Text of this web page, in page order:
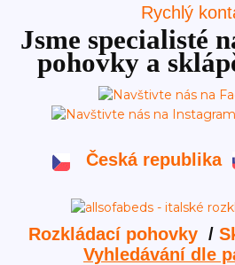
Rychlý
Jsme specialisté
pohovky a
Česká republika
Rozkládací pohovky /
Vyhledávání dle